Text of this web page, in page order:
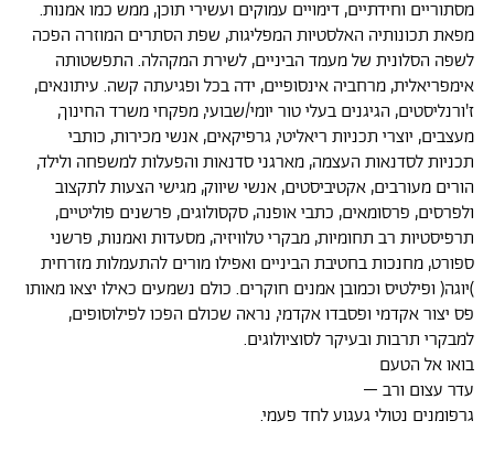
מסתוריים וחידתיים, דימויים עמוקים ועשירי תוכן, ממש כמו אמנות.
מפאת תכונותיה האלסטיות המפליגות, שפת הסתרים המוזרה הפכה
לשפה הסלונית של מעמד הביניים, לשירת המקהלה. התפשטותה
אימפריאלית, מרחביה אינסופיים, ידה בכל ופגיעתה קשה. עיתונאים,
ז'ורנליסטים, הגיגנים בעלי טור יומי/שבועי, מפקחי משרד החינוך,
מעצבים, יוצרי תכניות ריאליטי, גרפיקאים, אנשי מכירות, כותבי
תכניות לסדנאות העצמה, מארגני סדנאות והפעלות למשפחה ולילד,
הורים מעורבים, אקטיביסטים, אנשי שיווק, מגישי הצעות לתקצוב
ולפרסים, פרסומאים, כתבי אופנה, סקסולוגים, פרשנים פוליטיים,
תרפיסטיות רב תחומיות, מבקרי טלוויזיה, מסעדות ואמנות, פרשני
ספורט, מחנכות בחטיבת הביניים ואפילו מורים להתעמלות מזרחית
)יוגה( ופילטיס וכמובן אמנים חוקרים. כולם נשמעים כאילו יצאו מאותו
פס יצור אקדמי ופסבדו אקדמי, נראה שכולם הפכו לפילוסופים,
למבקרי תרבות ובעיקר לסוציולוגים.
בואו אל הטעם
עדר עצום ורב –
גרפומנים נטולי געגוע לחד פעמי.